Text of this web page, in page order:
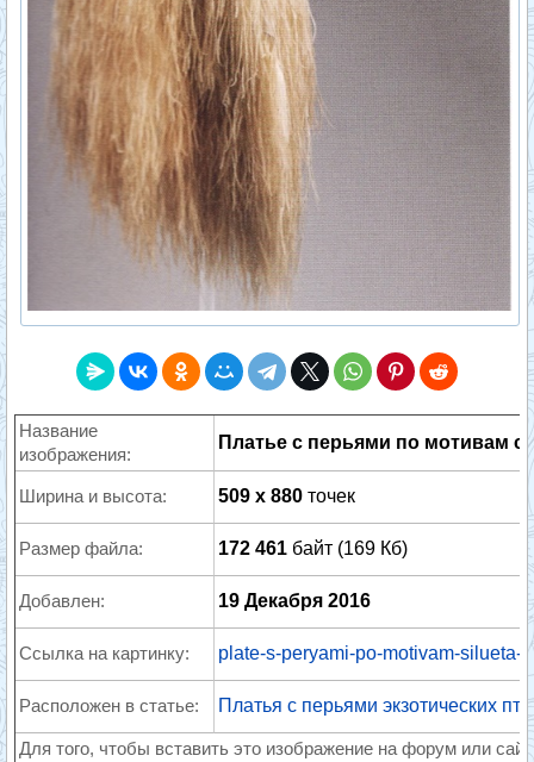
Название
изображения:
Платье с перьями по мотивам
Ширина и высота: 509 x 880 точек
Размер файла: 172 461 байт (169 Кб)
Добавлен: 19 Декабря 2016
Ссылка на картинку: plate-s-peryami-po-motivam-silueta-
Расположен в статье: Платья с перьями экзотических
Для того, чтобы вставить это изображение на форум или